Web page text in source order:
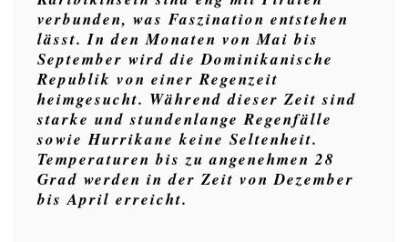
verbunden, was Faszination entstehen
lässt. In den Monaten von Mai bis
September wird die Dominikanische
Republik von einer Regenzeit
heimgesucht. Während dieser Zeit sind
starke und stundenlange Regenfälle
sowie Hurrikane keine Seltenheit.
Temperaturen bis zu angenehmen 28
Grad werden in der Zeit von Dezember
bis April erreicht.